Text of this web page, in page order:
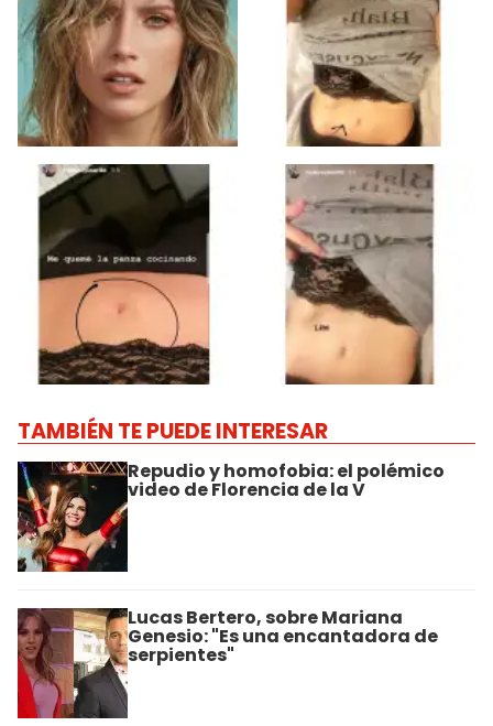
TAMBIÉN TE PUEDE INTERESAR
Repudio y homofobia: el polémico
video de Florencia de la V
Lucas Bertero, sobre Mariana
Genesio: "Es una encantadora de
serpientes"